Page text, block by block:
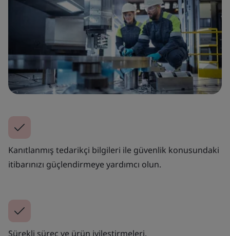
Kanıtlanmış tedarikçi bilgileri ile güvenlik konusundaki
itibarınızı güçlendirmeye yardımcı olun.
Sürekli süreç ve ürün iyileştirmeleri.